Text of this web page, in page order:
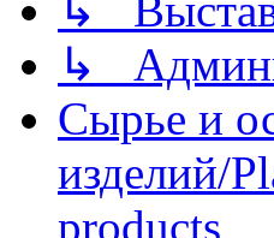
↳
Сырье и
изделий/
products